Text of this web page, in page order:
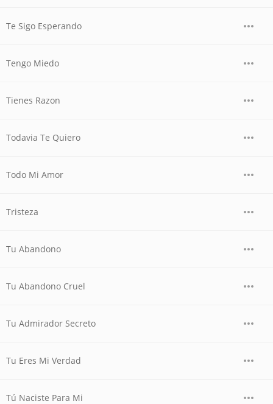
Te Sigo Esperando
Tengo Miedo
Tienes Razon
Todavia Te Quiero
Todo Mi Amor
Tristeza
Tu Abandono
Tu Abandono Cruel
Tu Admirador Secreto
Tu Eres Mi Verdad
Tú Naciste Para Mi